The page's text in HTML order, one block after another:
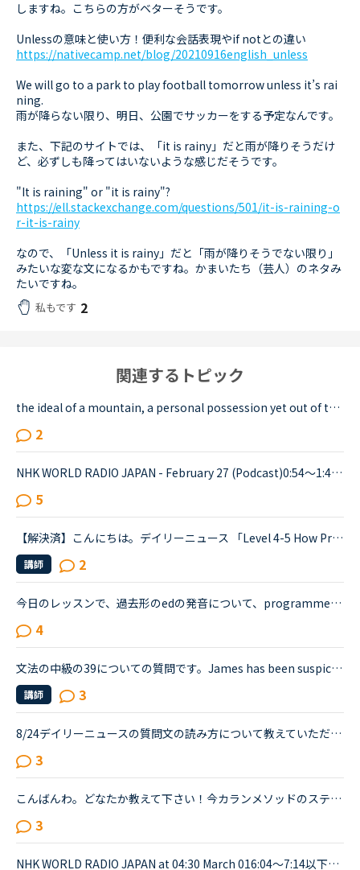
しますね。こちらの方がベターそうです。
Unlessの意味と使い方！便利な会話表現やif notとの違い
https://nativecamp.net/blog/20210916english_unless
We will go to a park to play football tomorrow unless it’s rai
ning.
雨が降らない限り、明日、公園でサッカーをする予定なんです。
また、下記のサイトでは、「it is rainy」だと雨が降りそうだけ
ど、必ずしも降ってはいないような感じだそうです。
"It is raining" or "it is rainy"?
https://ell.stackexchange.com/questions/501/it-is-raining-o
r-it-is-rainy
なので、「Unless it is rainy」だと「雨が降りそうでない限り」
みたいな変な文になるかもですね。かまいたち（芸人）のネタみ
たいですね。
私もです 2
関連するトピック
the ideal of a mountain, a personal possession yet out of this world, unattainable… brooding over a country and a people which would shape the rest of my life.&quot; の意味を教えて下さい。デイリー...
2
NHK WORLD RADIO JAPAN - February 27 (Podcast)0:54～1:49The Japanese government is studying additional measures to prop up the tourist industry and smaller businesses hit hard by the spread of a ne...
5
【解決済】こんにちは。デイリーニュース 「Level 4-5 How Processed Food Helped Humanity」 の第2パラグラフ、The small size of teeth in early humans can only be explained by food becoming easier to eat...
講師 2
今日のレッスンで、過去形のedの発音について、programmedやbeamedのようにmのあとにedが続く場合は、最後の部分は（ｂ）のように発音すると先生が説明し、programmed(b)とチャットボックスに書き入れ、プログラ...
4
文法の中級の39についての質問です。James has been suspicious about Andrew's strange behavior lately.James「 Frankly, I don't know why you are still going to that farm. You were only going there for ...
講師 3
8/24デイリーニュースの質問文の読み方について教えていただきたいです。教材[Level 4-5] New Tools Calculate If You’re in the Global Middle Class質問文What is the global middle class one of the best way...
3
こんばんわ。どなたか教えて下さい！今カランメソッドのステージ3なのですが、回答の中で必ずしも短縮形が使われていない事があるように思います。それがたまたまなのか、何か厳密な決まりがあるのかが分かりませ...
3
NHK WORLD RADIO JAPAN at 04:30 March 016:04～7:14以下が音声をディクテーションしたものでしたが、音源が削除されてしまったので、このトピック自体をスルーしてください。An international research team of ...